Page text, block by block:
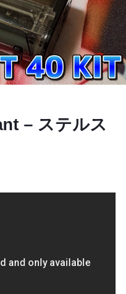
– ステルス